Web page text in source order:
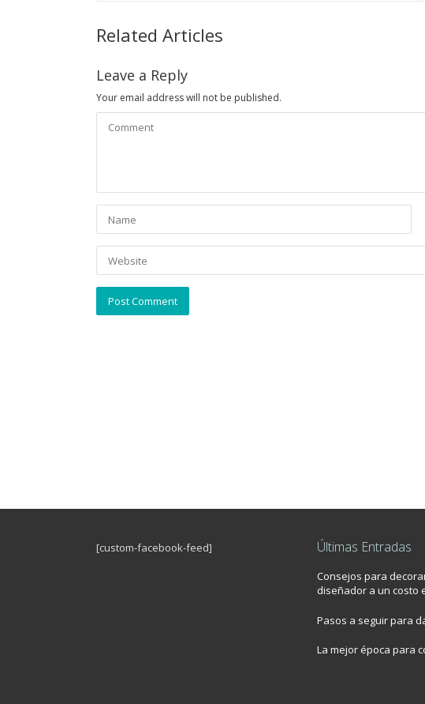
Related Articles
Leave a Reply
Your email address will not be published.
[custom-facebook-feed] Últimas Entradas
Consejos para
diseñador a un costo
Pasos a seguir para
La mejor época para